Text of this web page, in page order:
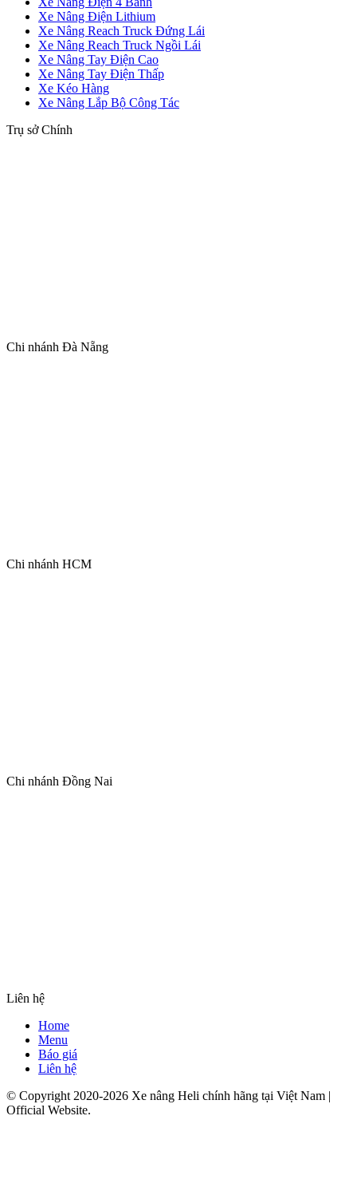
Xe Nâng Điện Lithium
Xe Nâng Reach Truck Đứng Lái
Xe Nâng Reach Truck Ngồi Lái
Xe Nâng Tay Điện Cao
Xe Nâng Tay Điện Thấp
Xe Kéo Hàng
Xe Nâng Lắp Bộ Công Tác
Trụ sở Chính
Chi nhánh Đà Nẵng
Chi nhánh HCM
Chi nhánh Đồng Nai
Liên hệ
Home
Menu
Báo giá
Liên hệ
© Copyright 2020-2026 Xe nâng Heli chính hãng tại Việt Nam |
Official Website.